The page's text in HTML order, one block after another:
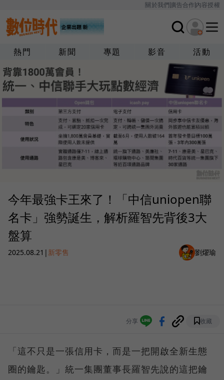
關於我們廣告合作內容授權
熱門 新聞 專題 影音 活動
今年最強卡王來了！「中信uniopen聯
名卡」強勢誕生，解析羅智先背後3大
盤算
2025.08.21 | 新零售 劉燿瑜
分享 收藏
「這不只是一張信用卡，而是一把開啟全新生態
圈的鑰匙。」統一集團董事長羅智先說的這把鑰